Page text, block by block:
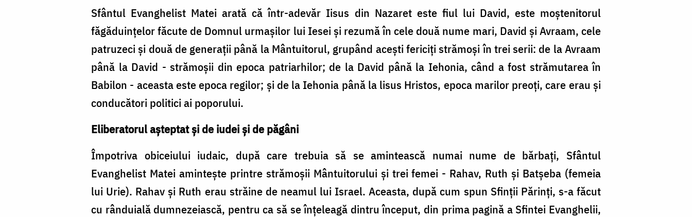
Sfântul Evanghelist Matei arată că într-adevăr Iisus din Nazaret este fiul lui David, este moştenitorul
făgăduinţelor făcute de Domnul urmaşilor lui Iesei şi rezumă în cele două nume mari, David şi Avraam, cele
patruzeci şi două de generaţii până la Mântuitorul, grupând aceşti fericiţi strămoşi în trei serii: de la Avraam
până la David - strămoşii din epoca patriarhilor; de la David până la Iehonia, când a fost strămutarea în
Babilon - aceasta este epoca regilor; şi de la Iehonia până la lisus Hristos, epoca marilor preoţi, care erau şi
conducători politici ai poporului.
Eliberatorul aşteptat şi de iudei şi de păgâni
Împotriva obiceiului iudaic, după care trebuia să se amintească numai nume de bărbaţi, Sfântul
Evanghelist Matei aminteşte printre strămoşii Mântuitorului şi trei femei - Rahav, Ruth şi Batşeba (femeia
lui Urie). Rahav şi Ruth erau străine de neamul lui Israel. Aceasta, după cum spun Sfinţii Părinţi, s-a făcut
cu rânduială dumnezeiască, pentru ca să se înţeleagă dintru început, din prima pagină a Sfintei Evanghelii,